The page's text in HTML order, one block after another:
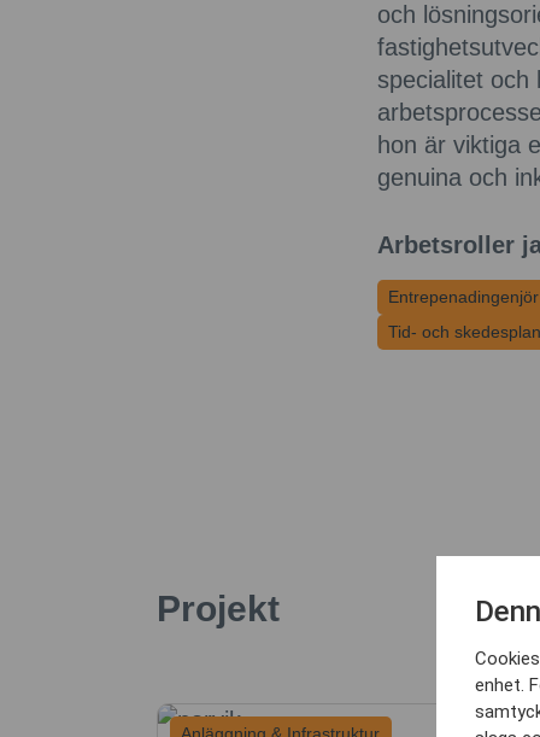
och
specialitet och
hon är viktiga
genuina och
Arbetsroller
Entrepenadingenjör
Tid- och
Projekt
Anläggning & Infrastruktur
enhet.